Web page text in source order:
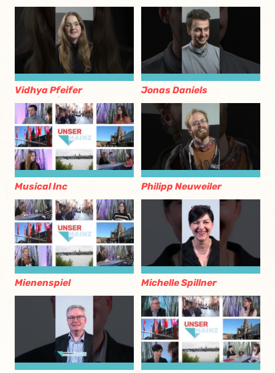
Vidhya Pfeifer Jonas Daniels
Musical Inc Philipp Neuweiler
Mienenspiel Michelle Spillner